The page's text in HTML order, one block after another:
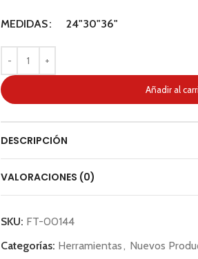
MEDIDAS 24"30"36"
Añadir al
DESCRIPCIÓN
VALORACIONES (0)
SKU: FT-00144
Categorías: Herramientas , Nuevos